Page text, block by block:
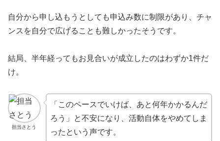
自分から申し込もうとしても申込み数に制限があり、チャ
ンスを自分で広げることも難しかったそうです。
結局、半年経ってもお見合いが成立したのはわずか1件だ
け。
担当さとう
「このペースでいけば、あと何年かかるんだ
ろう」と不安になり、活動自体をやめてしま
ったという声です。